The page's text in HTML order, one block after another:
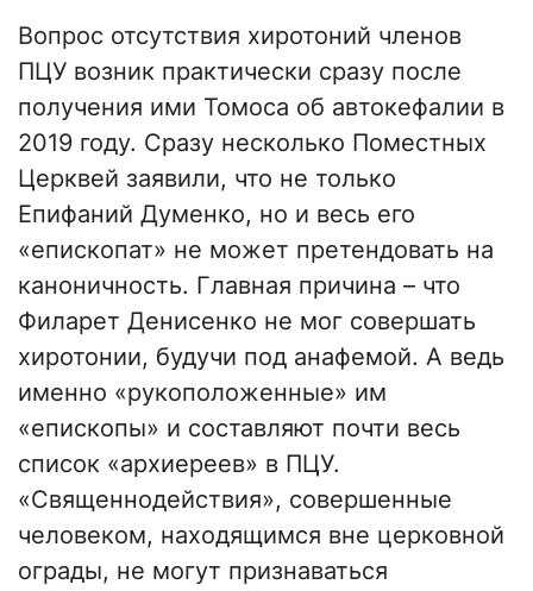
Вопрос отсутствия хиротоний членов
ПЦУ возник практически сразу после
получения ими Томоса об автокефалии в
2019 году. Сразу несколько Поместных
Церквей заявили, что не только
Епифаний Думенко, но и весь его
«епископат» не может претендовать на
каноничность. Главная причина – что
Филарет Денисенко не мог совершать
хиротонии, будучи под анафемой. А ведь
именно «рукоположенные» им
«епископы» и составляют почти весь
список «архиереев» в ПЦУ.
«Священнодействия», совершенные
человеком, находящимся вне церковной
ограды, не могут признаваться